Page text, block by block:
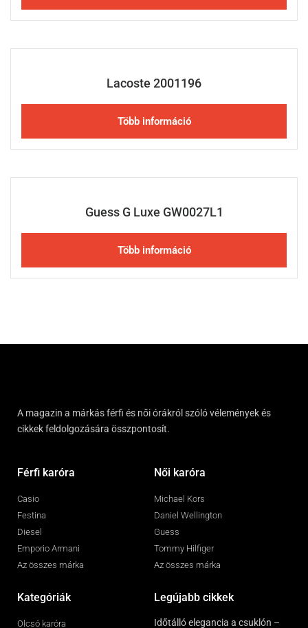
Lacoste 2001196
Több információ
Guess G Luxe GW0027L1
Több információ
A magazin a márkás férfi és női órákról szóló vélemények és
cikkek feldolgozására összpontosít.
Férfi karóra
Casio
Festina
Diesel
Emporio Armani
Az összes márka
Női karóra
Michael Kors
Daniel Wellington
Guess
Tommy Hilfiger
Az összes márka
Kategóriák
Olcsó karóra
Legújabb cikkek
Időtálló elegancia a csuklón –